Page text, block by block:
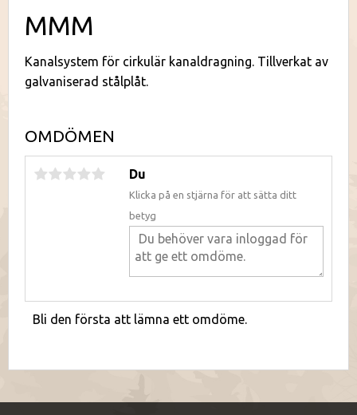
MMM
Kanalsystem för cirkulär kanaldragning. Tillverkat av
galvaniserad stålplåt.
OMDÖMEN
Du
Klicka på en stjärna för att sätta ditt
betyg
Bli den första att lämna ett omdöme.